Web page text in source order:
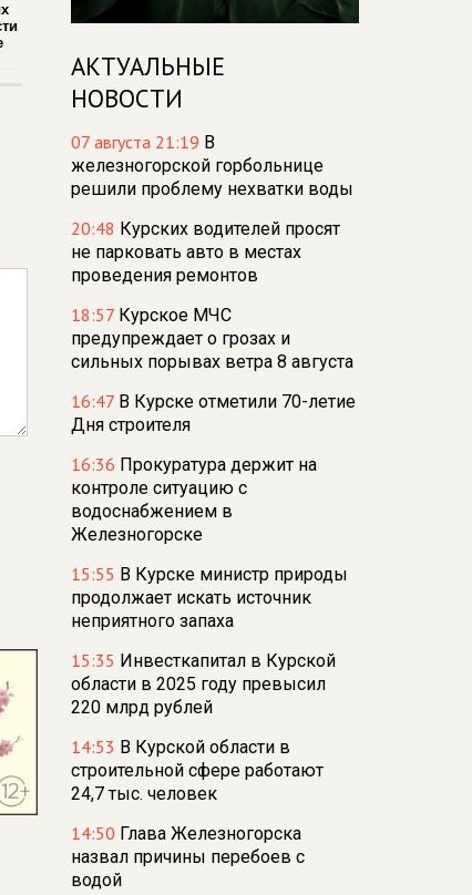
АКТУАЛЬНЫЕ
НОВОСТИ
07 августа 21:19 В
железногорской горбольнице
решили проблему нехватки воды
20:48 Курских водителей просят
не парковать авто в местах
проведения ремонтов
18:57 Курское МЧС
предупреждает о грозах и
сильных порывах ветра 8 августа
16:47 В Курске отметили 70-летие
Дня строителя
16:36 Прокуратура держит на
контроле ситуацию с
водоснабжением в
Железногорске
15:55 В Курске министр природы
продолжает искать источник
неприятного запаха
15:35 Инвесткапитал в Курской
области в 2025 году превысил
220 млрд рублей
14:53 В Курской области в
строительной сфере работают
24,7 тыс. человек
14:50 Глава Железногорска
назвал причины перебоев с
водой